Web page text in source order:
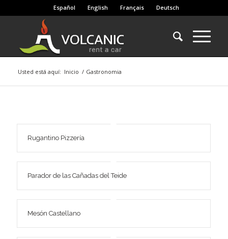
Español English Français Deutsch
Usted está aquí: Inicio / Gastronomia
Rugantino Pizzería
Parador de las Cañadas del Teide
Mesón Castellano